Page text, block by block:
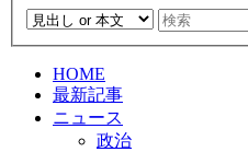
HOME
最新記事
ニュース
政治